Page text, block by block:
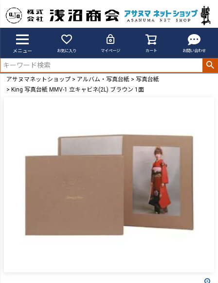
メニュー お気に入り マイページ カート お問い合わせ
アサヌマネットショップ アルバム・写真台紙
写真台紙
King 写真台紙 MMV-1 立キャビネ(2L) ブラウン 1面